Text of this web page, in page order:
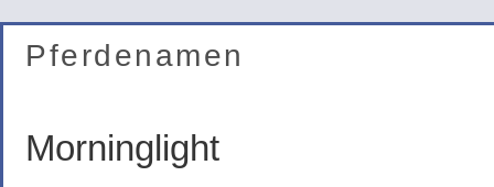
Pferdenamen
Morninglight